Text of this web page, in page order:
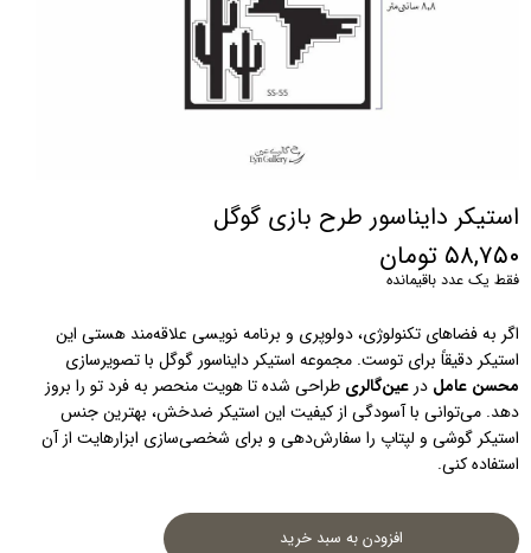
استیکر دایناسور طرح بازی گوگل
۵۸,۷۵۰ تومان
فقط یک عدد باقیمانده
استیکر دقیقاً برای توست. مجموعه استیکر دایناسور گوگل با تصویرسازی
محسن عامل در عین‌گالری
استفاده کنی.
افزودن به سبد خرید